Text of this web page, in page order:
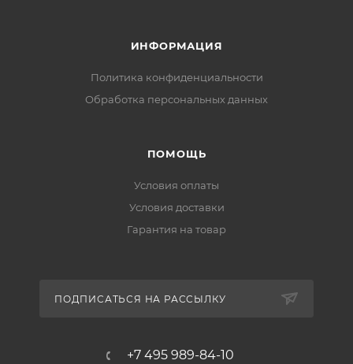
ИНФОРМАЦИЯ
Политика конфиденциальности
Обработка персональных данных
ПОМОЩЬ
Условия оплаты
Условия доставки
Гарантия на товар
ПОДПИСАТЬСЯ НА РАССЫЛКУ
+7 495 989-84-10